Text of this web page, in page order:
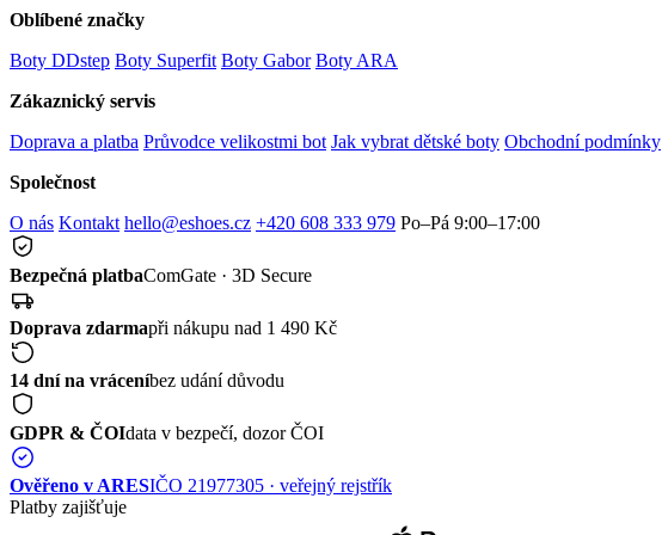
Oblíbené značky
Boty DDstep Boty Superfit Boty Gabor Boty ARA
Zákaznický servis
Doprava a platba Průvodce velikostmi bot Jak vybrat dětské boty Obchodní podmínky
Společnost
O nás Kontakt hello@eshoes.cz +420 608 333 979 Po–Pá 9:00–17:00
Bezpečná platbaComGate · 3D Secure
Doprava zdarmapři nákupu nad 1 490 Kč
14 dní na vráceníbez udání důvodu
GDPR & ČOIdata v bezpečí, dozor ČOI
Ověřeno v ARESIČO 21977305 · veřejný rejstřík
Platby zajišťuje